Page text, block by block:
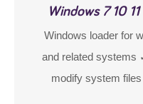
Windows 7 10
Windows loader for
and related systems
modify system